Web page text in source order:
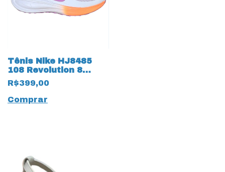
Tênis Nike HJ8485
108 Revolution 8
19985
Branco/Magenta
R$399,00
Comprar